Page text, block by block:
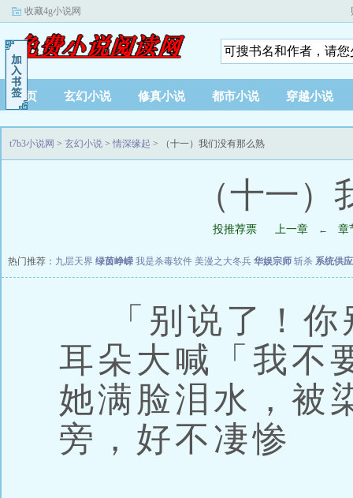
收藏4g小说网
首页 玄幻小说 修真小说 都市小说 穿越小说
t7b3小说网 > 玄幻小说 > 情深缘起 > （十一）我们没有那么熟
（十一
投推荐票 上一章 ← 章
热门推荐： 九层天界 绿茵峥嵘 我是杀毒软件 美漫之大冬兵 华娱宗师 斩杀 系统供
「别说了！你
耳朵大喊「我不
她满脸泪水，被
旁，好不凄惨